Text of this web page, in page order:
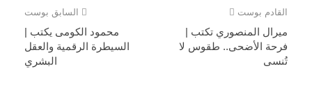
السابق بوست
محمود الكومى يكتب |
السيطرة الرقمية والعقل
البشري
القادم بوست
ميرال المنصوري تكتب |
فرحة الأضحى.. طقوس لا
تُنسى